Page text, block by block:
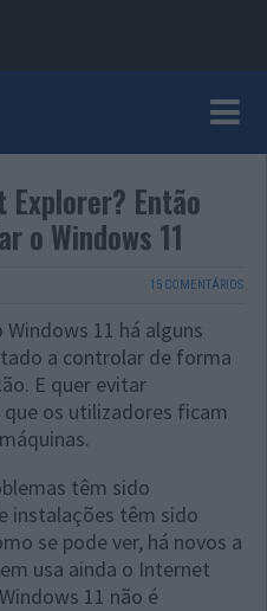
Então
o Windows 11
15 COMENTÁRIOS
11 há alguns
a controlar de forma
E quer evitar
os utilizadores ficam
têm sido
instalações têm sido
se pode ver, há novos a
usa ainda o Internet
11 não é